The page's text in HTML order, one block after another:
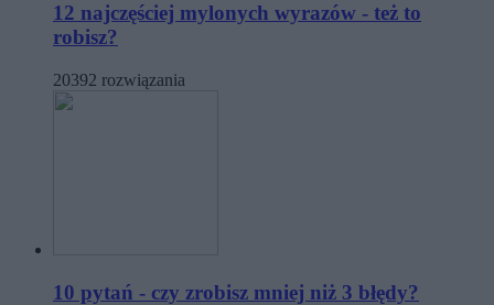
12 najczęściej mylonych wyrazów - też to
robisz?
20392 rozwiązania
10 pytań - czy zrobisz mniej niż 3 błędy?